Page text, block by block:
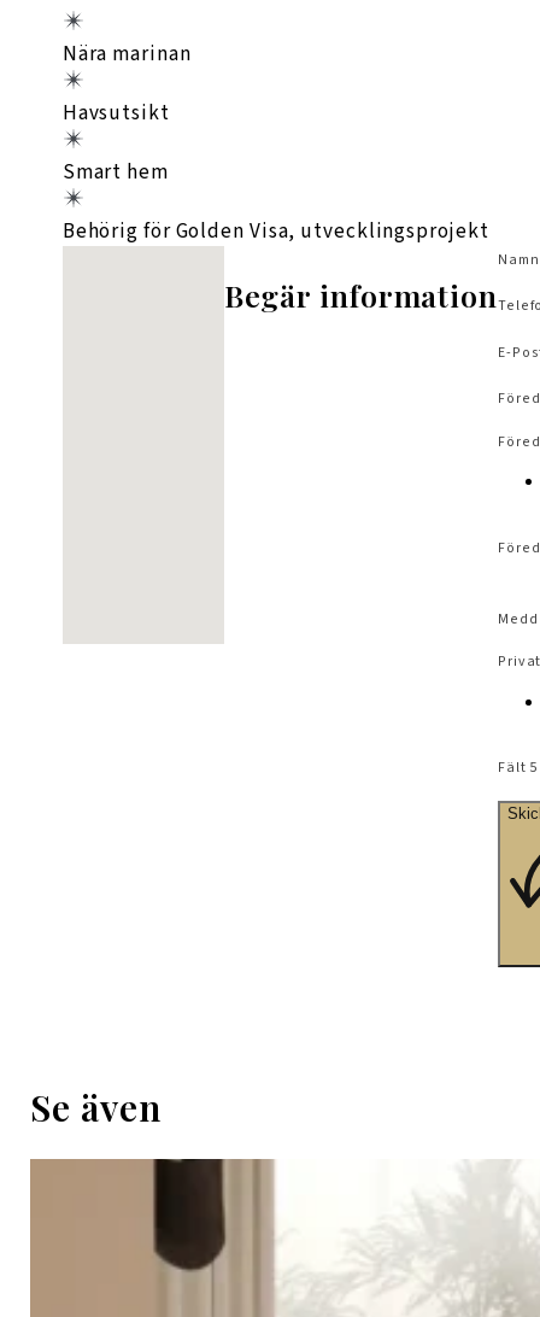
Nära marinan
Havsutsikt
Smart hem
Behörig för Golden Visa, utvecklingsprojekt
Begär information
E-
Fält
Se även